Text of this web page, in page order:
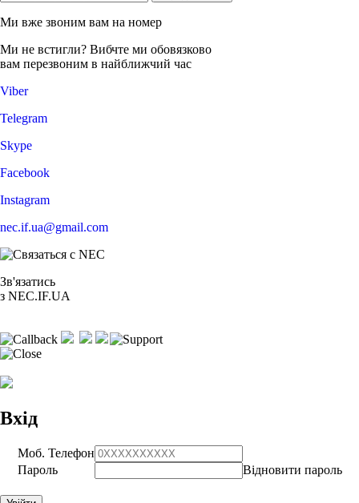
Ми вже звоним вам на номер
Ми не встигли? Вибчте ми обовязково
вам перезвоним в найближчий час
Viber
Telegram
Skype
Facebook
Instagram
nec.if.ua@gmail.com
Зв'язатись
з NEC.IF.UA
Вхід
Моб. Телефон
Пароль
Відновити пароль